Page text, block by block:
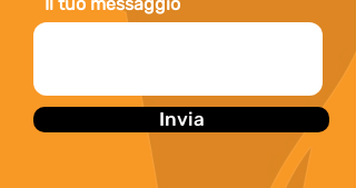
Invia